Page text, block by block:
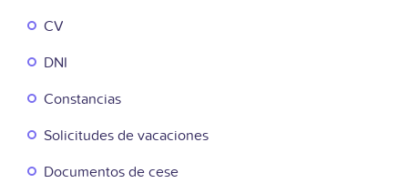
CV
DNI
Constancias
Solicitudes de vacaciones
Documentos de cese